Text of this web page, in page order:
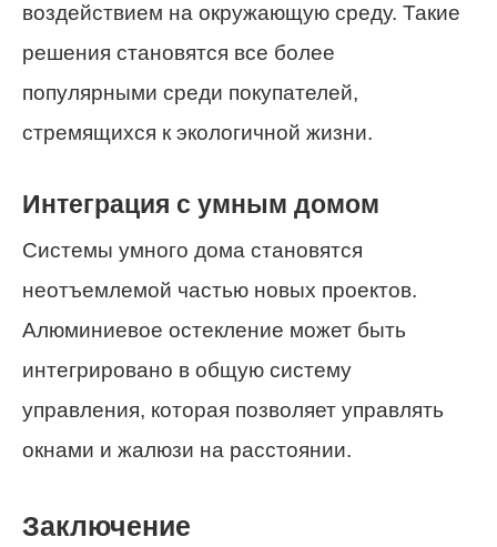
воздействием на окружающую среду. Такие
решения становятся все более
популярными среди покупателей,
стремящихся к экологичной жизни.
Интеграция с умным домом
Системы умного дома становятся
неотъемлемой частью новых проектов.
Алюминиевое остекление может быть
интегрировано в общую систему
управления, которая позволяет управлять
окнами и жалюзи на расстоянии.
Заключение